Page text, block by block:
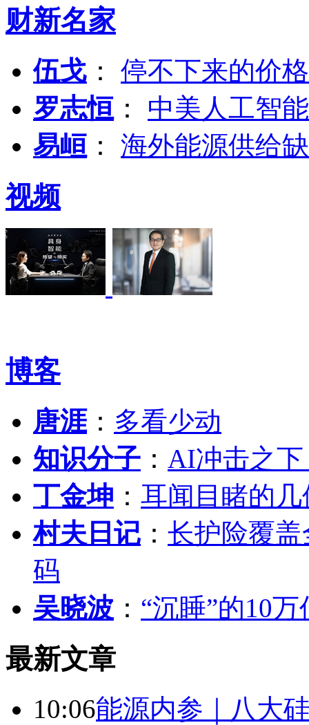
财新名家
伍戈 ： 停不下来的价
罗志恒 ： 中美人工智
易峘 ： 海外能源供给
视频
博客
唐涯： 多看少动
知识分子 ： AI冲击之
丁金坤 ： 耳闻目睹的
村夫日记 ： 长护险覆
码
吴晓波 ： “沉睡”的10
最新文章
10:06能源内参｜八大